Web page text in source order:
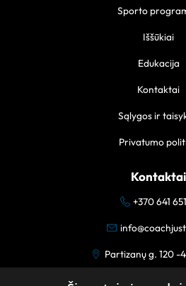
Sporto
Iššūkiai
Edukacija
Kontaktai
Sąlygos ir
Privatumo
Kontaktai
+370 641
Partizanų g. 120 -